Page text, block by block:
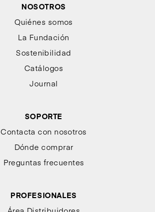
NOSOTROS
Quiénes somos
La Fundación
Sostenibilidad
Catálogos
Journal
SOPORTE
Contacta con nosotros
Dónde comprar
Preguntas frecuentes
PROFESIONALES